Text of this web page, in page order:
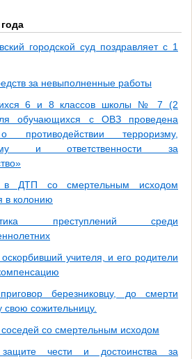
городской суд поздравляет с 1
за невыполненные работы
6 и 8 классов школы № 7 (2
обучающихся с ОВЗ проведена
противодействии терроризму,
и ответственности за
в ДТП со смертельным исходом
в колонию
преступлений среди
учителя, и его родители
березниковцу, до смерти
свою сожительницу.
соседей со смертельным исходом
чести и достоинства за